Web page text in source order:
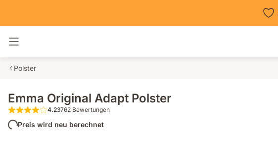
Polster
Emma Original Adapt Polster
4.2 von 5 Sternen 3762 Bewertungen
4.23762 Bewertungen
Preis wird neu berechnet